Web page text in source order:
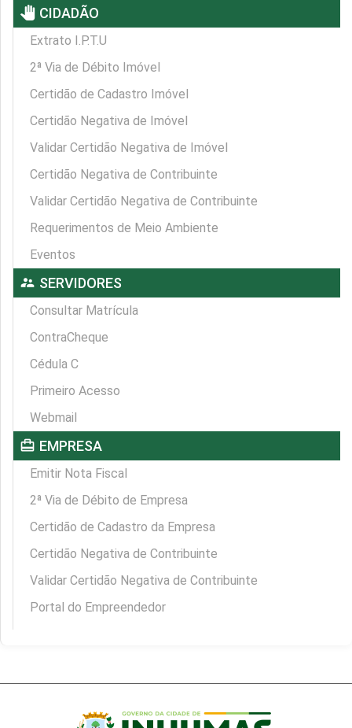
pan_tool CIDADÃO
Extrato I.P.T.U
2ª Via de Débito Imóvel
Certidão de Cadastro Imóvel
Certidão Negativa de Imóvel
Validar Certidão Negativa de Imóvel
Certidão Negativa de Contribuinte
Validar Certidão Negativa de Contribuinte
Requerimentos de Meio Ambiente
Eventos
supervisor_account SERVIDORES
Consultar Matrícula
ContraCheque
Cédula C
Primeiro Acesso
Webmail
card_travel EMPRESA
Emitir Nota Fiscal
2ª Via de Débito de Empresa
Certidão de Cadastro da Empresa
Certidão Negativa de Contribuinte
Validar Certidão Negativa de Contribuinte
Portal do Empreendedor